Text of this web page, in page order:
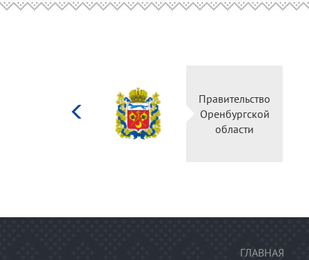
культуры
Российской
Правительство
Оренбургской
области
ГЛАВНАЯ